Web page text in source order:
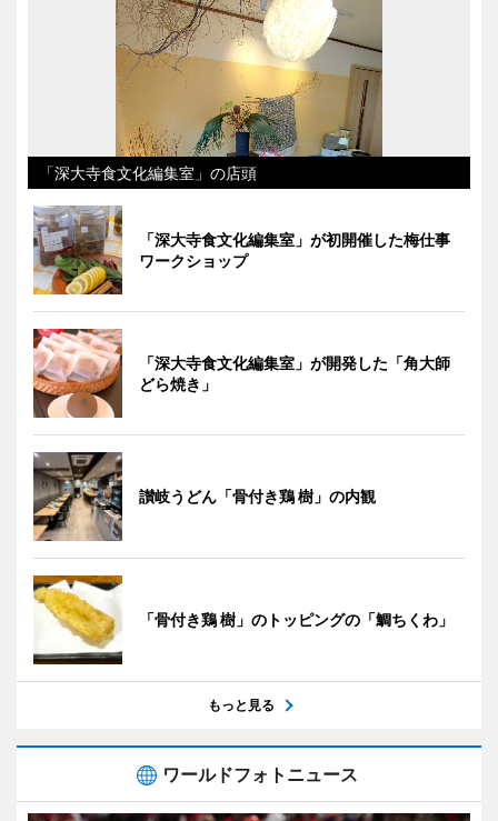
「深大寺食文化編集室」の店頭
「深大寺食文化編集室」が初開催した梅仕事
ワークショップ
「深大寺食文化編集室」が開発した「角大師
どら焼き」
讃岐うどん「骨付き鶏 樹」の内観
「骨付き鶏 樹」のトッピングの「鯛ちくわ」
もっと見る
ワールドフォトニュース